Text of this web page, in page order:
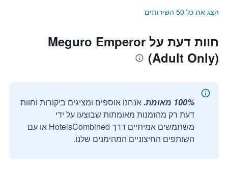
הצג את כל 50 השירותים
חוות דעת על Meguro Emperor
(Adult Only)
100% מאומת.
אנחנו אוספים ומציגים ביקורות וחוות
דעת רק מהזמנות מאומתות שבוצעו על ידי
משתמשים אמיתיים דרך HotelsCombined או עם
השותפים החיצוניים המהימנים שלנו.